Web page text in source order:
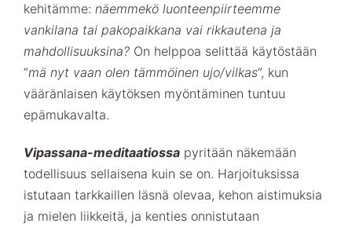
kehitämme: näemmekö luonteenpiirteemme
vankilana tai pakopaikkana vai rikkautena ja
mahdollisuuksina? On helppoa selittää käytöstään
”mä nyt vaan olen tämmöinen ujo/vilkas”, kun
vääränlaisen käytöksen myöntäminen tuntuu
epämukavalta.
Vipassana-meditaatiossa pyritään näkemään
todellisuus sellaisena kuin se on. Harjoituksissa
istutaan tarkkaillen läsnä olevaa, kehon aistimuksia
ja mielen liikkeitä, ja kenties onnistutaan